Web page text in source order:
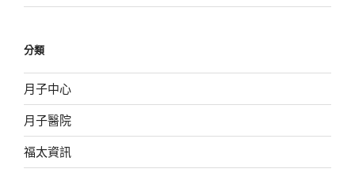
分類
月子中心
月子醫院
福太資訊